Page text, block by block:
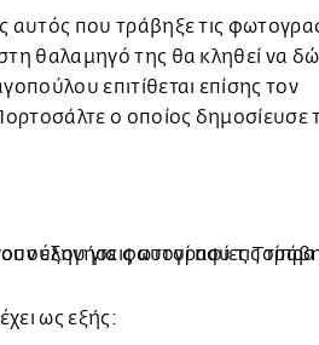
αυτός που τράβηξε τις
θαλαμηγό της θα κληθεί να
επιτίθεται επίσης τον
ο οποίος δημοσίευσε
ως εξής: